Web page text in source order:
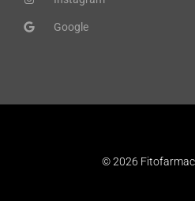
Google
© 2026